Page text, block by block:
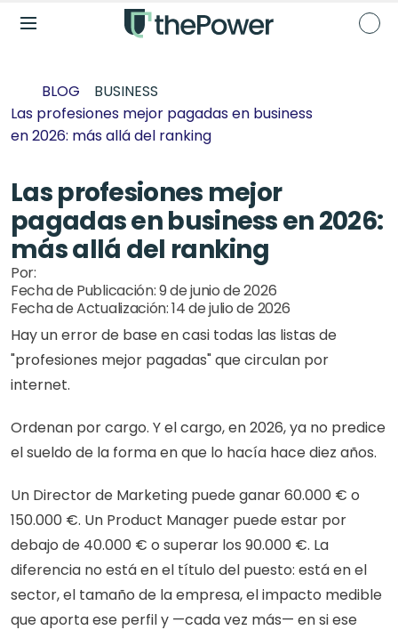
BLOG
BUSINESS
Las profesiones mejor pagadas en business
en 2026: más allá del ranking
Las profesiones mejor
pagadas en business en 2026:
más allá del ranking
Por:
Fecha de Publicación: 9 de junio de 2026
Fecha de Actualización: 14 de julio de 2026
Hay un error de base en casi todas las listas de
"profesiones mejor pagadas" que circulan por
internet.
Ordenan por cargo. Y el cargo, en 2026, ya no predice
el sueldo de la forma en que lo hacía hace diez años.
Un Director de Marketing puede ganar 60.000 € o
150.000 €. Un Product Manager puede estar por
debajo de 40.000 € o superar los 90.000 €. La
diferencia no está en el título del puesto: está en el
sector, el tamaño de la empresa, el impacto medible
que aporta ese perfil y —cada vez más— en si ese